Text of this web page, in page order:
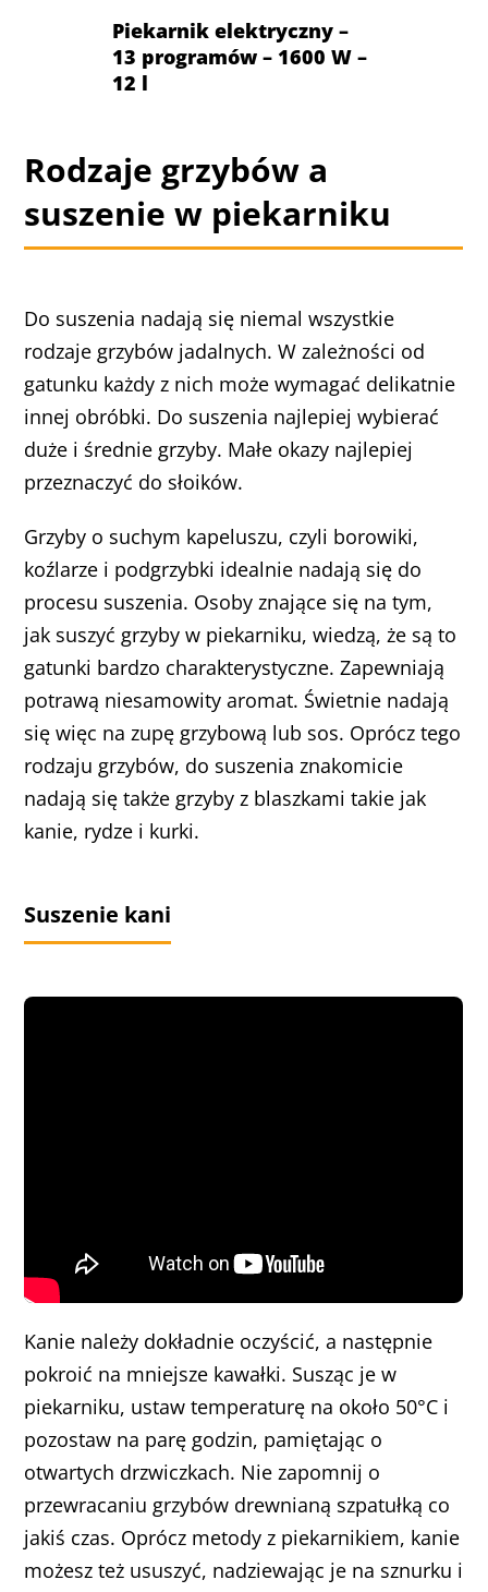
Piekarnik elektryczny –
13 programów – 1600 W –
12 l
Rodzaje grzybów a
suszenie w piekarniku
Do suszenia nadają się niemal wszystkie
rodzaje grzybów jadalnych. W zależności od
gatunku każdy z nich może wymagać delikatnie
innej obróbki. Do suszenia najlepiej wybierać
duże i średnie grzyby. Małe okazy najlepiej
przeznaczyć do słoików.
Grzyby o suchym kapeluszu, czyli borowiki,
koźlarze i podgrzybki idealnie nadają się do
procesu suszenia. Osoby znające się na tym,
jak suszyć grzyby w piekarniku, wiedzą, że są to
gatunki bardzo charakterystyczne. Zapewniają
potrawą niesamowity aromat. Świetnie nadają
się więc na zupę grzybową lub sos. Oprócz tego
rodzaju grzybów, do suszenia znakomicie
nadają się także grzyby z blaszkami takie jak
kanie, rydze i kurki.
Suszenie kani
Kanie należy dokładnie oczyścić, a następnie
pokroić na mniejsze kawałki. Susząc je w
piekarniku, ustaw temperaturę na około 50°C i
pozostaw na parę godzin, pamiętając o
otwartych drzwiczkach. Nie zapomnij o
przewracaniu grzybów drewnianą szpatułką co
jakiś czas. Oprócz metody z piekarnikiem, kanie
możesz też ususzyć, nadziewając je na sznurku i